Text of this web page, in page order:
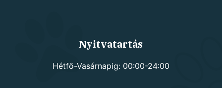
Nyitvatartás
Hétfő-Vasárnapig: 00:00-24:00